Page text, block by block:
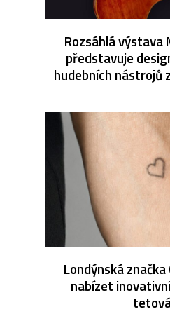
Rozsáhlá výstava
představuje
hudebních nástrojů
Londýnská značka
nabízet